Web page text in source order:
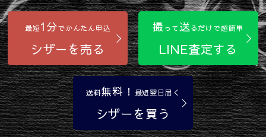
最短1分でかんたん申込
シザーを売る
撮って送るだけで超簡単
LINE査定する
送料無料！ 最短翌日届く
シザーを買う